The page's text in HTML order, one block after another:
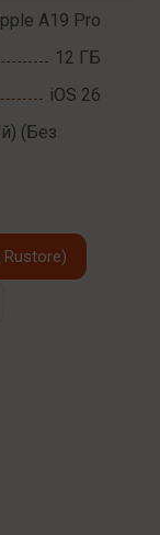
A19 Pro
12 ГБ
iOS 26
(Без